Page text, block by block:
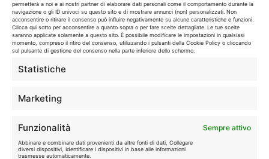
permetterà a noi e ai nostri partner di elaborare dati personali come il comportamento durante la
navigazione o gli ID univoci su questo sito e di mostrare annunci (non) personalizzati. Non
acconsentire o ritirare il consenso può influire negativamente su alcune caratteristiche e funzioni.
Clicca qui sotto per acconsentire a quanto sopra o per fare scelte dettagliate. Le tue scelte
saranno applicate solamente a questo sito. È possibile modificare le impostazioni in qualsiasi
momento, compreso il ritiro del consenso, utilizzando i pulsanti della Cookie Policy o cliccando
sul pulsante di gestione del consenso nella parte inferiore dello schermo.
Statistiche
Marketing
Funzionalità Sempre attivo
Abbinare e combinare dati provenienti da altre fonti di dati, Collegare
diversi dispositivi, Identificare i dispositivi in base alle informazioni
trasmesse automaticamente.
I marchi citati appartengono ai rispettivi proprietari. Le offerte
segnalate possono subire variazioni: verifica sempre le condizioni
sui siti ufficiali.
guadagno dagli acquisti idonei.
Note Legali|Cookie Policy